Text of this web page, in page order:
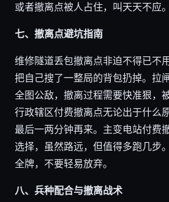
或者撤离点被人占住，叫天天不应。
七、撤离点避坑指南
维修隧道丢包撤离点非迫不得已不
把自己搜了一整局的背包扔掉。拉
全图公敌，撤离过程需要快准狠，
行政辖区付费撤离点无论出于什么
最后一两分钟再来。主变电站付费
选择，虽然路远，但值得多跑几步
全牌，不要轻易放弃。
八、兵种配合与撤离战术